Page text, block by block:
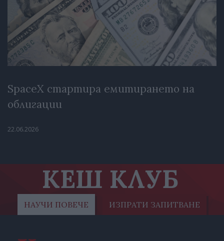
SpaceX стартира емитирането на
облигации
22.06.2026
КЕШ КЛУБ
НАУЧИ ПОВЕЧЕ ИЗПРАТИ ЗАПИТВАНЕ